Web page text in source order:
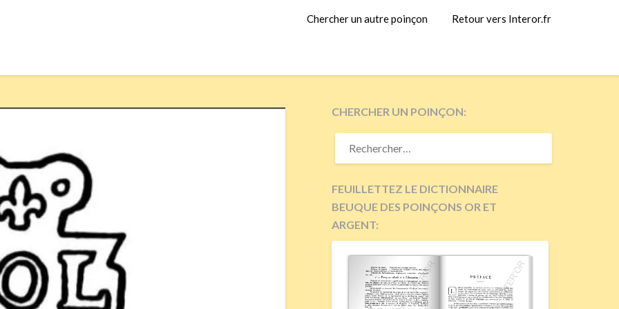
Chercher un autre poinçon Retour vers Interor.fr
CHERCHER UN POINÇON:
RECHERCHER :
FEUILLETTEZ LE DICTIONNAIRE
BEUQUE DES POINÇONS OR ET
ARGENT: